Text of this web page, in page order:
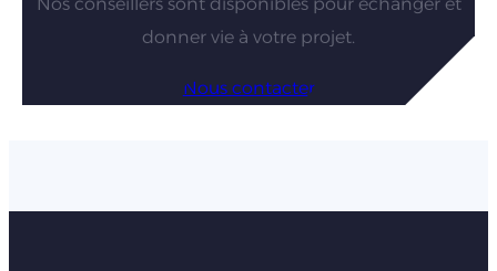
donner vie à votre projet.
Nous contacter